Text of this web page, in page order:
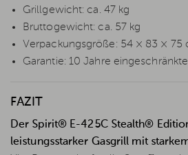
Grillgewicht: ca. 47 kg
Bruttogewicht: ca. 57 kg
Verpackungsgröße: 54 × 83 × 75
Garantie: 10 Jahre
FAZIT
Der Spirit® E-425C Stealth®
leistungsstarker Gasgrill mit